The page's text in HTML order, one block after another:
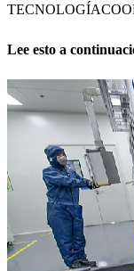
TECNOLOGÍA
Lee esto a